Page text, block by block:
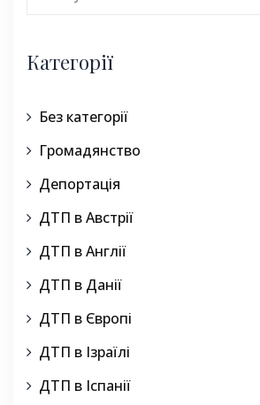
Категорії
Без категорії
Громадянство
Депортація
ДТП в Австрії
ДТП в Англії
ДТП в Данії
ДТП в Європі
ДТП в Ізраїлі
ДТП в Іспанії